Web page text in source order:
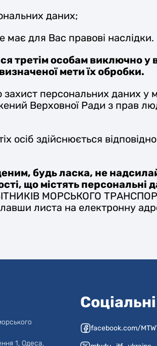
даних;
має для Вас правові наслідки.
третім особам виключно
мети їх обробки.
персональних даних
Верховної Ради з прав
осіб здійснюється
будь ласка, не
що містять персональні
МОРСЬКОГО
листа на електронну
1, Одеса,
facebook.com/